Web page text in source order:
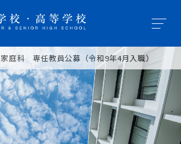
家庭科 専任教員公募（令和9年4月入職）